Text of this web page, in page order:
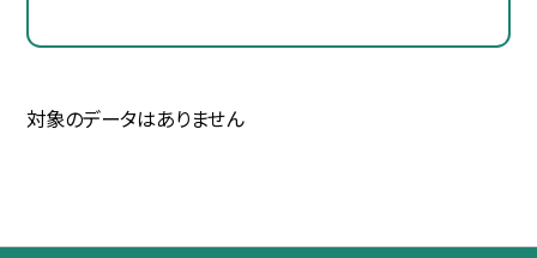
対象のデータはありません